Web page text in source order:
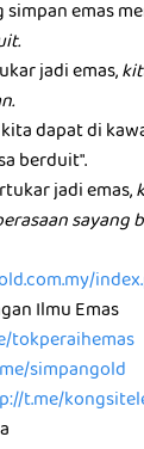
simpan emas
jadi emas,
dapat di
berduit".
jadi emas,
sayang
Ilmu Emas
tokperaihemas
simpangold
t.me/